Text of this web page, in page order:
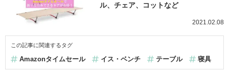
ル、チェア、コットなど
2021.02.08
この記事に関連するタグ
Amazonタイムセール イス・ベンチ テーブル 寝具